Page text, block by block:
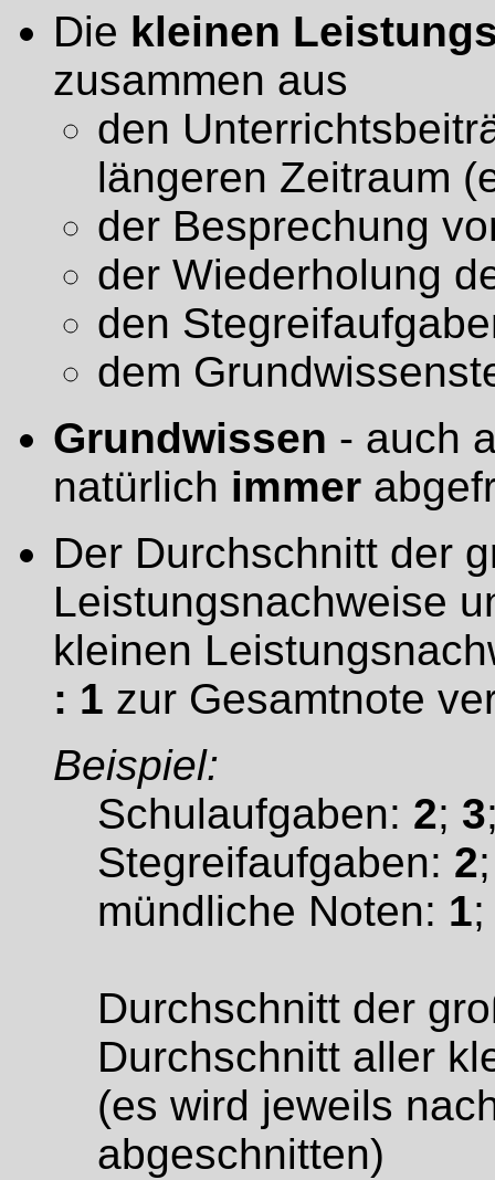
Die kleinen
zusammen aus
den
längeren Zeitraum
der Besprechung
der Wiederholung
den
dem
Grundwissen - auch
natürlich immer
Der Durchschnitt der
Leistungsnachweise
kleinen
: 1 zur Gesamtnote
Beispiel:
Schulaufgaben: 2; 3
Stegreifaufgaben: 2
mündliche Noten: 1
Durchschnitt der
Durchschnitt aller
(es wird jeweils
abgeschnitten)